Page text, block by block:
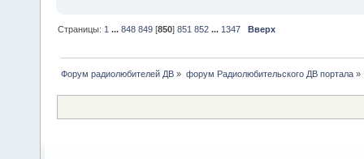
Страницы: 1 ...848 849 [850]851 852 ... 1347 Вверх
Форум радиолюбителей ДВ » форум Радиолюбительского ДВ портала»